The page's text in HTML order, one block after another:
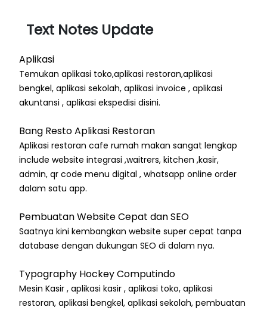
Text Notes Update
Aplikasi
Temukan aplikasi toko,aplikasi restoran,aplikasi
bengkel, aplikasi sekolah, aplikasi invoice , aplikasi
akuntansi , aplikasi ekspedisi disini.
Bang Resto Aplikasi Restoran
Aplikasi restoran cafe rumah makan sangat lengkap
include website integrasi ,waitrers, kitchen ,kasir,
admin, qr code menu digital , whatsapp online order
dalam satu app.
Pembuatan Website Cepat dan SEO
Saatnya kini kembangkan website super cepat tanpa
database dengan dukungan SEO di dalam nya.
Typography Hockey Computindo
Mesin Kasir , aplikasi kasir , aplikasi toko, aplikasi
restoran, aplikasi bengkel, aplikasi sekolah, pembuatan